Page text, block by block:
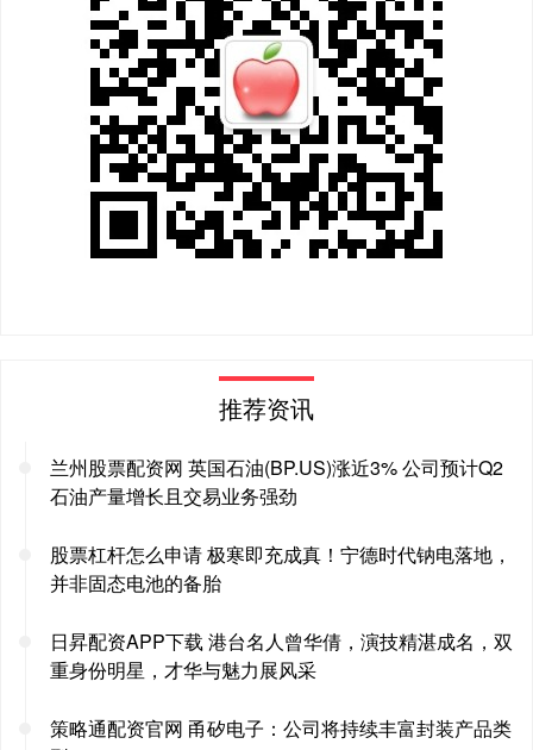
推荐资讯
兰州股票配资网 英国石油(BP.US)涨近3% 公司预计Q2
石油产量增长且交易业务强劲
股票杠杆怎么申请 极寒即充成真！宁德时代钠电落地，
并非固态电池的备胎
日昇配资APP下载 港台名人曾华倩，演技精湛成名，双
重身份明星，才华与魅力展风采
策略通配资官网 甬矽电子：公司将持续丰富封装产品类